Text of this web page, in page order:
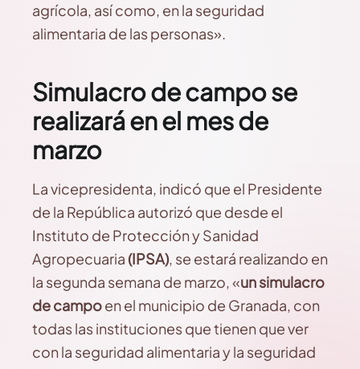
agrícola, así como, en la seguridad
alimentaria de las personas».
Simulacro de campo se
realizará en el mes de
marzo
La vicepresidenta, indicó que el Presidente
de la República autorizó que desde el
Instituto de Protección y Sanidad
Agropecuaria (IPSA), se estará realizando en
la segunda semana de marzo, «un simulacro
de campoen el municipio de Granada, con
todas las instituciones que tienen que ver
con la seguridad alimentaria y la seguridad